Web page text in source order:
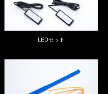
LEDセット